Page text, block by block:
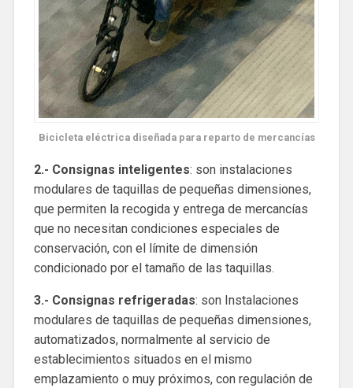
Bicicleta eléctrica diseñada para reparto de mercancías
2.- Consignas inteligentes: son instalaciones
modulares de taquillas de pequeñas dimensiones,
que permiten la recogida y entrega de mercancías
que no necesitan condiciones especiales de
conservación, con el límite de dimensión
condicionado por el tamaño de las taquillas.
3.- Consignas refrigeradas: son Instalaciones
modulares de taquillas de pequeñas dimensiones,
automatizados, normalmente al servicio de
establecimientos situados en el mismo
emplazamiento o muy próximos, con regulación de